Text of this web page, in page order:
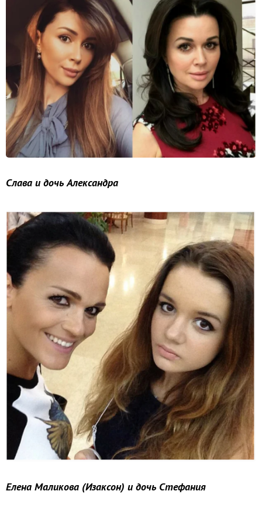
Слава и дочь Александра
Елена Маликова (Изаксон) и дочь Стефания